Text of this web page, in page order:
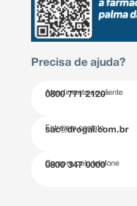
Precisa de ajuda?
Atendimento ao cliente
0800 771 2120
Entre em contato
sac@drogal.com.br
Compre pelo telefone
0800 347 0000